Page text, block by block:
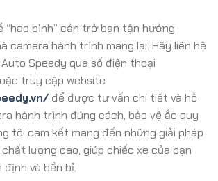
“hao bình” cản trở bạn tận hưởng
camera hành trình mang lại. Hãy liên hệ
Speedy qua số điện thoại
truy cập website
để được tư vấn chi tiết và hỗ
hành trình đúng cách, bảo vệ ắc quy
tôi cam kết mang đến những giải pháp
lượng cao, giúp chiếc xe của bạn
định và bền bỉ.